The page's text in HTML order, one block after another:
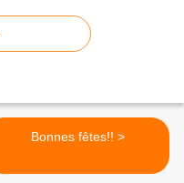
Bonnes fêtes!! >